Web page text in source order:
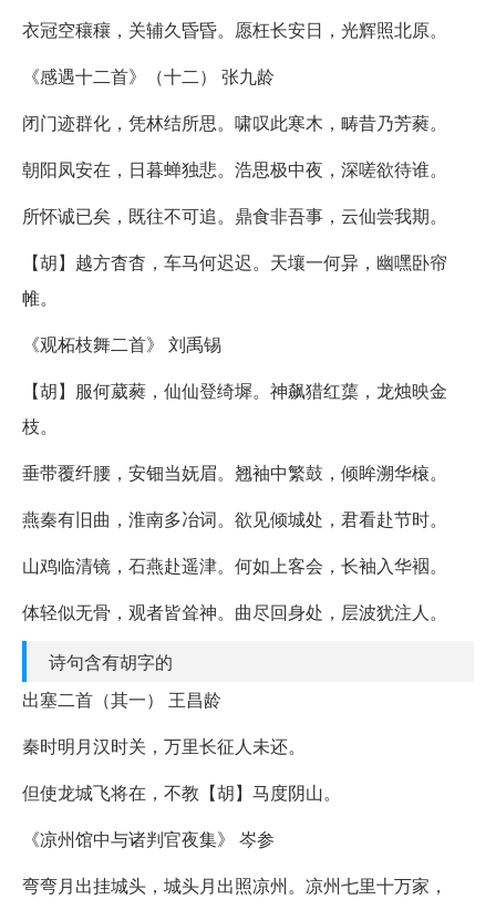
衣冠空穰穰，关辅久昏昏。愿枉长安日，光辉照北原。
《感遇十二首》（十二） 张九龄
闭门迹群化，凭林结所思。啸叹此寒木，畴昔乃芳蕤。
朝阳凤安在，日暮蝉独悲。浩思极中夜，深嗟欲待谁。
所怀诚已矣，既往不可追。鼎食非吾事，云仙尝我期。
【胡】越方杳杳，车马何迟迟。天壤一何异，幽嘿卧帘
帷。
《观柘枝舞二首》 刘禹锡
【胡】服何葳蕤，仙仙登绮墀。神飙猎红蕖，龙烛映金
枝。
垂带覆纤腰，安钿当妩眉。翘袖中繁鼓，倾眸溯华榱。
燕秦有旧曲，淮南多冶词。欲见倾城处，君看赴节时。
山鸡临清镜，石燕赴遥津。何如上客会，长袖入华裀。
体轻似无骨，观者皆耸神。曲尽回身处，层波犹注人。
诗句含有胡字的
出塞二首（其一） 王昌龄
秦时明月汉时关，万里长征人未还。
但使龙城飞将在，不教【胡】马度阴山。
《凉州馆中与诸判官夜集》 岑参
弯弯月出挂城头，城头月出照凉州。凉州七里十万家，